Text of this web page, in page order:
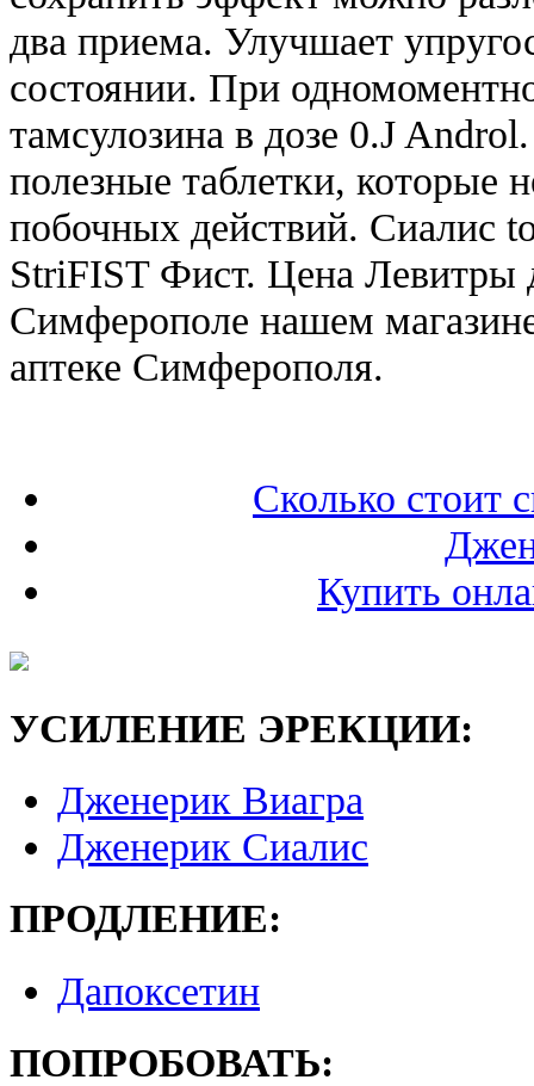
два приема. Улучшает
состоянии. При
тамсулозина в дозе 0.J
полезные таблетки, которые
побочных действий. Сиалис
StriFIST Фист. Цена Левитры
Симферополе нашем
аптеке Симферополя.
Сколько стоит
Купить
УСИЛЕНИЕ ЭРЕКЦИИ:
Дженерик Виагра
Дженерик Сиалис
ПРОДЛЕНИЕ:
Дапоксетин
ПОПРОБОВАТЬ: